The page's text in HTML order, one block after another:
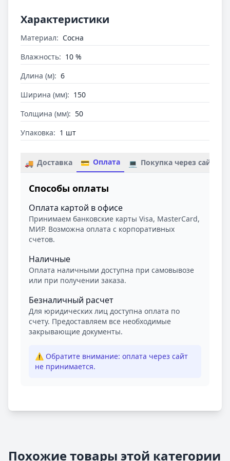
Характеристики
Материал: Сосна
Влажность: 10 %
Длина (м): 6
Ширина (мм): 150
Толщина (мм): 50
Упаковка: 1 шт
🚚 Доставка 💳 Оплата 💻 Покупка через сайт
Способы оплаты
Оплата картой в офисе
Принимаем банковские карты Visa, MasterCard,
МИР. Возможна оплата с корпоративных
счетов.
Наличные
Оплата наличными доступна при самовывозе
или при получении заказа.
Безналичный расчет
Для юридических лиц доступна оплата по
счету. Предоставляем все необходимые
закрывающие документы.
⚠️ Обратите внимание: оплата через сайт
не принимается.
Похожие товары этой категории